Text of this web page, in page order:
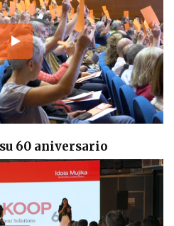
60 aniversario